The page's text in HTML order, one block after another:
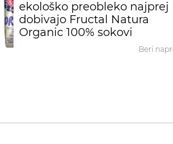
ekološko preobleko najprej
dobivajo Fructal Natura
Organic 100% sokovi
Beri